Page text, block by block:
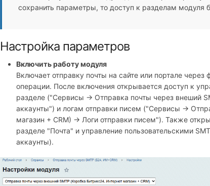
сохранить параметры, то доступ к разделам модуля
Настройка параметров
Включить работу модуля
Включает отправку почты на сайте или портале
операции. После включения открывается доступ к
разделе ("Сервисы → Отправка почты через внеший
аккаунты") и логам отправки писем ("Сервисы →
магазин + СRM) → Логи отправки писем"). Также
разделе "Почта" и управление пользовательскими
аккаунты).